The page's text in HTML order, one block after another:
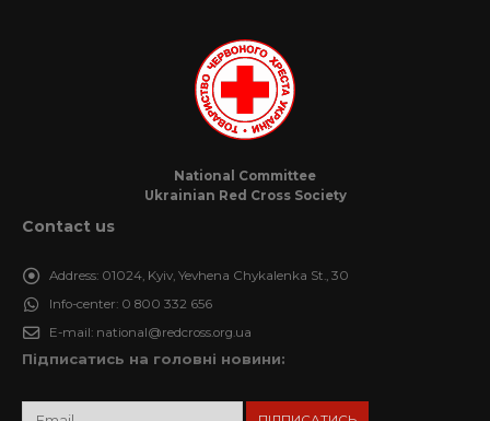
National Committee
Ukrainian Red Cross Society
Contact us
Address: 01024, Kyiv, Yevhena Chykalenka St., 30
Info-center: 0 800 332 656
E-mail: national@redcross.org.ua
Підписатись на головні новини: